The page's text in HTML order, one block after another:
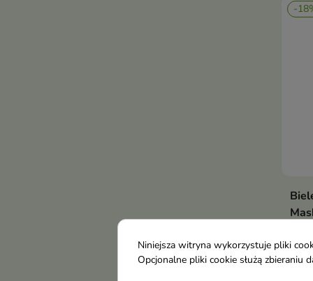
-
Już
Niniejsza witryna wykorzystuje pliki
Opcjonalne pliki cookie służą